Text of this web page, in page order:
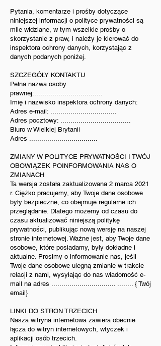
Pytania, komentarze i prośby dotyczące
niniejszej informacji o polityce prywatności są
mile widziane, w tym wszelkie prośby o
skorzystanie z praw, i należy je kierować do
inspektora ochrony danych, korzystając z
danych podanych poniżej.
SZCZEGÓŁY KONTAKTU
Pełna nazwa osoby
prawnej:..................................
Imię i nazwisko inspektora ochrony danych:
Adres e-mail: .................................
Adres pocztowy: ...................................
Biuro w Wielkiej Brytanii
Adres ..................................
ZMIANY W POLITYCE PRYWATNOŚCI I TWÓJ
OBOWIĄZEK POINFORMOWANIA NAS O
ZMIANACH
Ta wersja została zaktualizowana 2 marca 2021
r. Ciężko pracujemy, aby Twoje dane osobowe
były bezpieczne, co obejmuje regularne ich
przeglądanie. Dlatego możemy od czasu do
czasu aktualizować niniejszą politykę
prywatności, publikując nową wersję na naszej
stronie internetowej. Ważne jest, aby Twoje dane
osobowe, które posiadamy, były dokładne i
aktualne. Prosimy o informowanie nas, jeśli
Twoje dane osobowe ulegną zmianie w trakcie
relacji z nami, wysyłając do nas wiadomość e-
mail na adres ................................ ........ { Twój
email}
LINKI DO STRON TRZECICH
Nasza witryna internetowa zawiera obecnie
łącza do witryn internetowych, wtyczek i
aplikacji osób trzecich.